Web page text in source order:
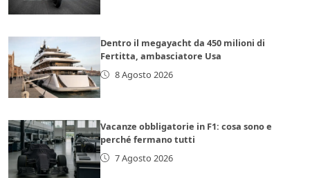
Dentro il megayacht da 450 milioni di
Fertitta, ambasciatore Usa
8 Agosto 2026
Vacanze obbligatorie in F1: cosa sono e
perché fermano tutti
7 Agosto 2026